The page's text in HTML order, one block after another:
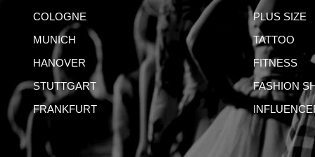
COLOGNE
MUNICH
HANOVER
STUTTGART
FRANKFURT
PLUS SIZE
TATTOO
FITNESS
FASHION